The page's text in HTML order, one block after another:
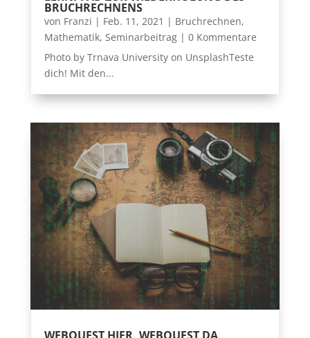
BRUCHRECHNENS
von Franzi | Feb. 11, 2021 | Bruchrechnen,
Mathematik, Seminarbeitrag| 0 Kommentare
Photo by Trnava University on UnsplashTeste
dich! Mit den...